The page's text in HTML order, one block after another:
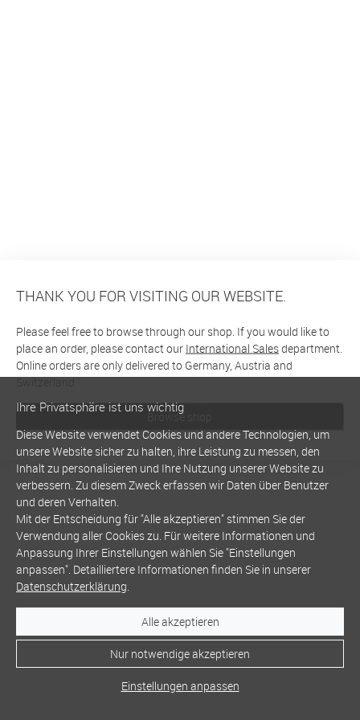
THANK YOU FOR VISITING OUR WEBSITE.
Please feel free to browse through our shop. If you would like to
place an order, please contact our International Salesdepartment.
Online orders are only delivered to Germany, Austria and
Switzerland
Browse shop
Ihre Privatsphäre ist uns wichtig
Diese Website verwendet Cookies und andere Technologien, um
unsere Website sicher zu halten, ihre Leistung zu messen, den
Inhalt zu personalisieren und Ihre Nutzung unserer Website zu
verbessern. Zu diesem Zweck erfassen wir Daten über Benutzer
und deren Verhalten.
Mit der Entscheidung für "Alle akzeptieren" stimmen Sie der
Verwendung aller Cookies zu. Für weitere Informationen und
Anpassung Ihrer Einstellungen wählen Sie "Einstellungen
anpassen". Detailliertere Informationen finden Sie in unserer
Datenschutzerklärung.
Alle akzeptieren
Nur notwendige akzeptieren
Einstellungen anpassen